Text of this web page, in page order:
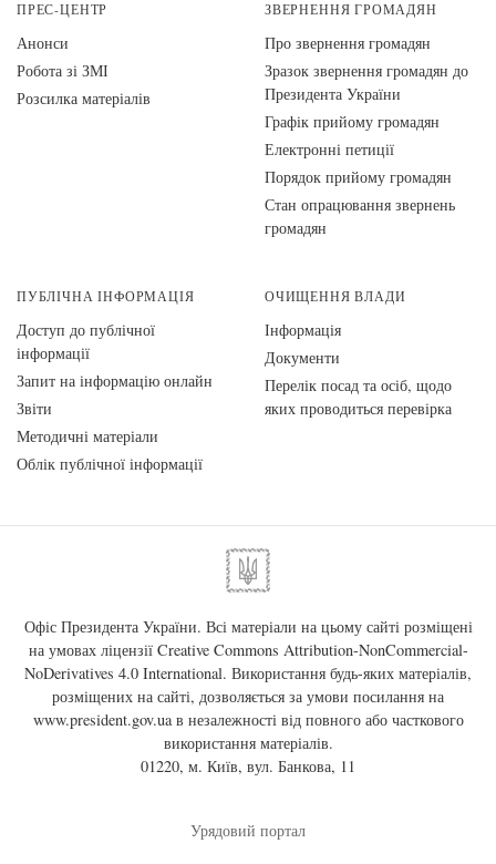
ПРЕС-ЦЕНТР
Анонси
Робота зі ЗМІ
Розсилка матеріалів
ЗВЕРНЕННЯ ГРОМАДЯН
Про звернення громадян
Зразок звернення громадян до
Президента України
Графік прийому громадян
Електронні петиції
Порядок прийому громадян
Стан опрацювання звернень
громадян
ПУБЛІЧНА ІНФОРМАЦІЯ
Доступ до публічної
інформації
Запит на інформацію онлайн
Звіти
Методичні матеріали
Облік публічної інформації
ОЧИЩЕННЯ ВЛАДИ
Інформація
Документи
Перелік посад та осіб, щодо
яких проводиться перевірка
Офіс Президента України. Всі матеріали на цьому сайті розміщені
на умовах ліцензії Creative Commons Attribution-NonCommercial-
NoDerivatives 4.0 International. Використання будь-яких матеріалів,
розміщених на сайті, дозволяється за умови посилання на
www.president.gov.uaв незалежності від повного або часткового
використання матеріалів.
01220, м. Київ, вул. Банкова, 11
Урядовий портал